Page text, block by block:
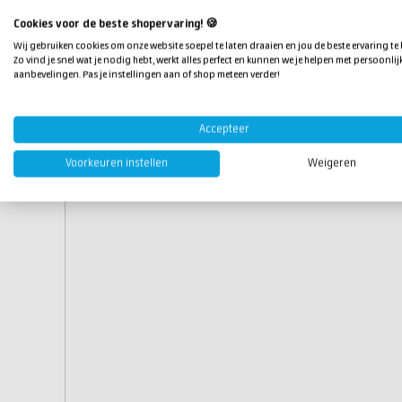
Dikte:50 mu
Cookies voor de beste shopervaring! 🍪
Wij gebruiken cookies om onze website soepel te laten draaien en jou de beste ervaring te
Zo vind je snel wat je nodig hebt, werkt alles perfect en kunnen we je helpen met
aanbevelingen. Pas je instellingen aan of shop meteen verder!
Accepteer
Voorkeuren instellen Weigeren